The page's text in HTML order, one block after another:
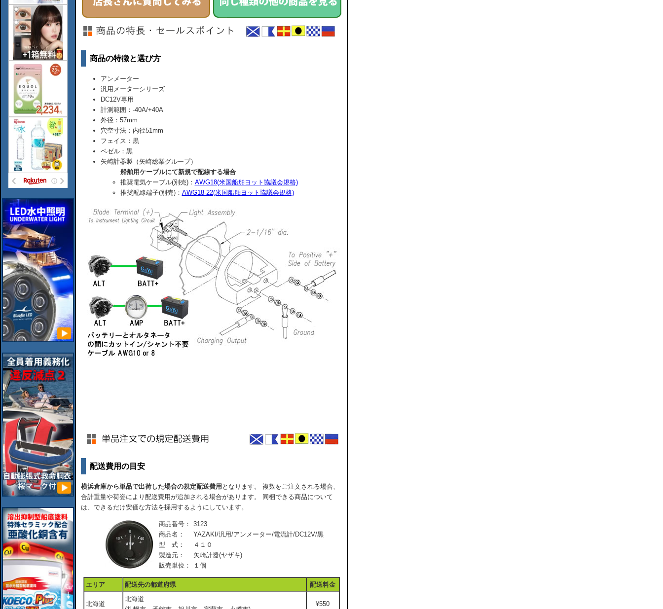
商品の特徴と選び方
アンメーター
汎用メーターシリーズ
DC12V専用
計測範囲：-40A/+40A
外径：57mm
穴空寸法：内径51mm
フェイス：黒
ベゼル：黒
矢崎計器製（矢崎総業グループ）
船舶用ケーブルにて新規で配線する場合
推奨電気ケーブル(別売)： AWG18(米国船舶ヨット協議会規格)
推奨配線端子(別売)： AWG18-22(米国船舶ヨット協議会規格)
配送費用の目安
横浜倉庫から単品で出荷した場合の規定配送費用 となります。 複数をご注文される場合、
合計重量や荷姿により配送費用が追加される場合があります。 同梱できる商品について
は、できるだけ安価な方法を採用するようにしています。
商品番号：
3123
商品名：
YAZAKI/汎用/アンメーター/電流計/DC12V/黒
型 式：
４１０
製造元：
矢崎計器(ヤザキ)
販売単位：
１個
エリア 配送先の都道府県 配送料金
北海道
北海道
¥550